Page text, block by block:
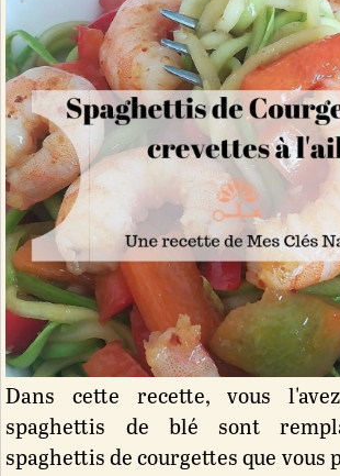
Dans cette recette, vous
spaghettis de blé sont
spaghettis de courgettes que vous